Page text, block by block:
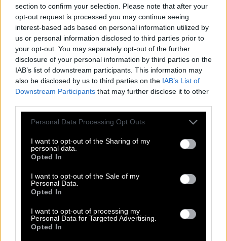
section to confirm your selection. Please note that after your
opt-out request is processed you may continue seeing
interest-based ads based on personal information utilized by
us or personal information disclosed to third parties prior to
your opt-out. You may separately opt-out of the further
disclosure of your personal information by third parties on the
IAB’s list of downstream participants. This information may
also be disclosed by us to third parties on the IAB’s List of
Downstream Participants that may further disclose it to other
Please note that this website/app uses one or more Google
not limited to your visit or usage behaviour. You may click to
grant or deny consent to Google and its third-party tags to
use your data for below specified purposes in below Google
consent section.
Personal Data Processing Opt Outs
I want to opt-out of the Sharing of my
personal data.
Opted In
I want to opt-out of the Sale of my
Personal Data.
Opted In
I want to opt-out of processing my
Personal Data for Targeted Advertising.
Opted In
Καγκούρια, φασαίοι, εναλλακτικοί και
οι υπόλοιπες φυλές της Αθήνας
Mullet
Business in the front, party in the back. Κοντά
μπροστά και με ουρές πίσω, το mullet είναι η πιο
γενναία απόφαση που μπορεί να πάρει άνθρωπος
για το κεφάλι του. Δεν αρέσει σε όλους αλλά
αρέσει στους σωστούς ανθρώπους. Αυτούς που
συνήθως φορούν δερμάτινο, ακούνε πανκ και
Mπόμπα
Το ξυρισμένο κεφάλι είναι ίσως η μεγαλύτερη